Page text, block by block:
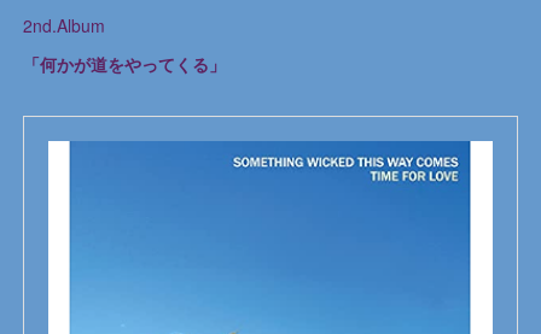
2nd.Album
「何かが道をやってくる」